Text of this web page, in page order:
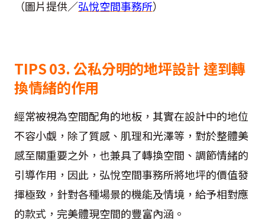
（圖片提供／弘悅空間事務所）
TIPS 03. 公私分明的地坪設計 達到轉
換情緒的作用
經常被視為空間配角的地板，其實在設計中的地位
不容小覷，除了質感、肌理和光澤等，對於整體美
感至關重要之外，也兼具了轉換空間、調節情緒的
引導作用，因此，弘悅空間事務所將地坪的價值發
揮極致，針對各種場景的機能及情境，給予相對應
的款式，完美體現空間的豐富內涵。